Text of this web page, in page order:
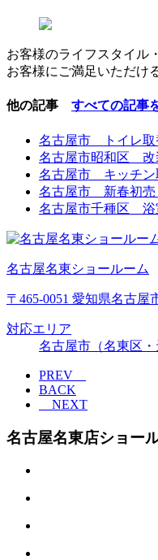
お客様のライフスタイル
お客様にご満足いただけ
他の記事 すべての記事
名古屋市 トイレ
名古屋市昭和区
名古屋市 キッチ
名古屋市 新春初売
名古屋市千種区
名古屋名東ショールーム
〒465-0051 愛知県名古屋
対応エリア
名古屋市（名東区
PREV
BACK
NEXT
名古屋名東店ショー